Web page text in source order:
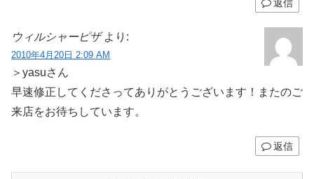
返信
ウィルシャーピザ より:
2010年4月20日 2:09 AM
＞yasuさん
早速修正してくださってありがとうございます！またのご
来店をお待ちしています。
返信